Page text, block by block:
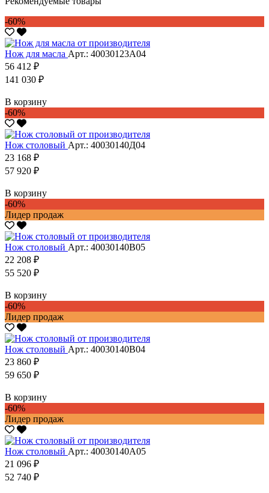
-60%
Нож для масла Арт.: 40030123А04
56 412 ₽
141 030 ₽
В корзину
-60%
Нож столовый Арт.: 40030140Д04
23 168 ₽
57 920 ₽
В корзину
-60%
Лидер продаж
Нож столовый Арт.: 40030140В05
22 208 ₽
55 520 ₽
В корзину
-60%
Лидер продаж
Нож столовый Арт.: 40030140В04
23 860 ₽
59 650 ₽
В корзину
-60%
Лидер продаж
Нож столовый Арт.: 40030140А05
21 096 ₽
52 740 ₽